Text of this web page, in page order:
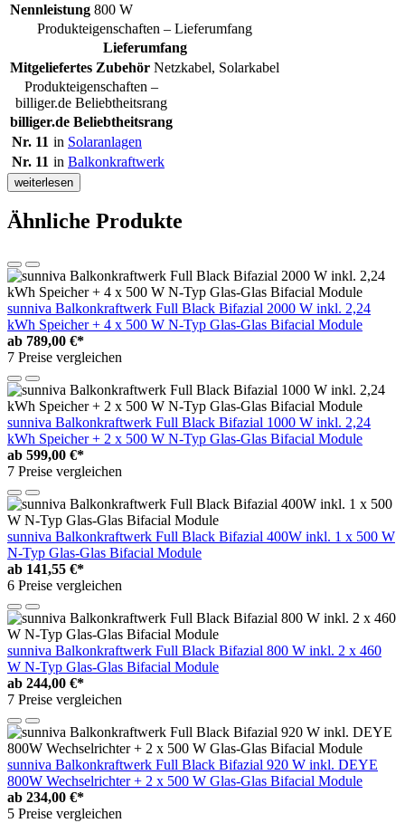
Nennleistung 800 W
Produkteigenschaften – Lieferumfang
Lieferumfang
Mitgeliefertes Zubehör Netzkabel, Solarkabel
Produkteigenschaften –
billiger.de Beliebtheitsrang
billiger.de Beliebtheitsrang
Nr. 11 in Solaranlagen
Nr. 11 in Balkonkraftwerk
weiterlesen
Ähnliche Produkte
sunniva Balkonkraftwerk Full Black Bifazial 2000 W inkl. 2,24
kWh Speicher + 4 x 500 W N-Typ Glas-Glas Bifacial Module
ab 789,00 €*
7 Preise vergleichen
sunniva Balkonkraftwerk Full Black Bifazial 1000 W inkl. 2,24
kWh Speicher + 2 x 500 W N-Typ Glas-Glas Bifacial Module
ab 599,00 €*
7 Preise vergleichen
sunniva Balkonkraftwerk Full Black Bifazial 400W inkl. 1 x 500 W
N-Typ Glas-Glas Bifacial Module
ab 141,55 €*
6 Preise vergleichen
sunniva Balkonkraftwerk Full Black Bifazial 800 W inkl. 2 x 460
W N-Typ Glas-Glas Bifacial Module
ab 244,00 €*
7 Preise vergleichen
sunniva Balkonkraftwerk Full Black Bifazial 920 W inkl. DEYE
800W Wechselrichter + 2 x 500 W Glas-Glas Bifacial Module
ab 234,00 €*
5 Preise vergleichen